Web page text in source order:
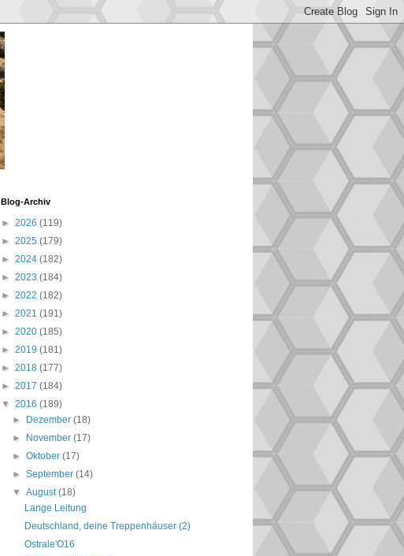
Blog-Archiv
► 2026 (119)
► 2025 (179)
► 2024 (182)
► 2023 (184)
► 2022 (182)
► 2021 (191)
► 2020 (185)
► 2019 (181)
► 2018 (177)
► 2017 (184)
▼ 2016 (189)
►
Dezember(18)
►
November(17)
►Oktober(17)
►September(14)
▼August(18)
Lange Leitung
Deutschland, deine Treppenhäuser (2)
Ostrale'O16